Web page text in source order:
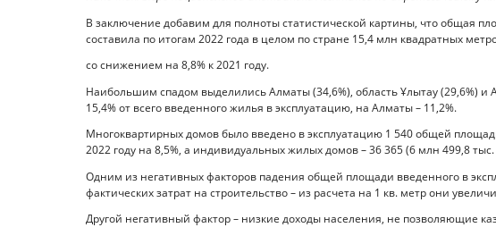
В заключение добавим для полноты статистической картины, что общая
составила по итогам 2022 года в целом по стране 15,4 млн квадратных
со снижением на 8,8% к 2021 году.
Наибольшим спадом выделились Алматы (34,6%), область Ұлытау (29,6%) и
15,4% от всего введенного жилья в эксплуатацию, на Алматы – 11,2%.
Многоквартирных домов было введено в эксплуатацию 1 540 общей
2022 году на 8,5%, а индивидуальных жилых домов – 36 365 (6 млн 499,8
Одним из негативных факторов падения общей площади введенного в
фактических затрат на строительство – из расчета на 1 кв. метр они
Другой негативный фактор – низкие доходы населения, не позволяющие